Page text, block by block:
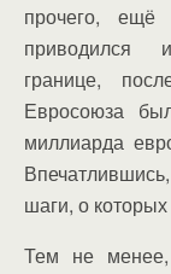
прочего,
приводился
границе,
Евросоюза
миллиарда
шаги, о
Тем не